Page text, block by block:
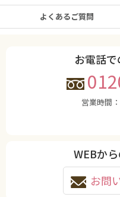
よくあるご質問
お電話
営業時間：
WEBか
お問